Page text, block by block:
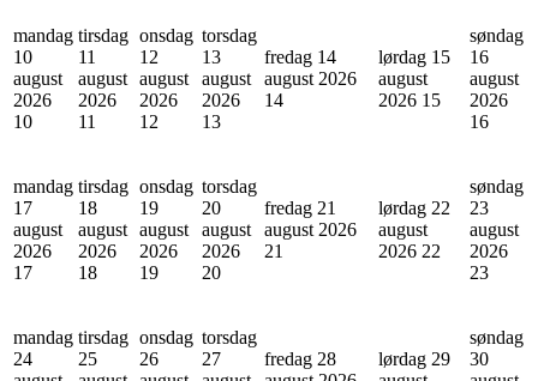
mandag
10
august
2026
10
tirsdag
11
august
2026
11
onsdag
12
august
2026
12
torsdag
13
august
2026
13
fredag 14
august 2026
14
lørdag 15
august
2026 15
søndag
16
august
2026
16
mandag
17
august
2026
17
tirsdag
18
august
2026
18
onsdag
19
august
2026
19
torsdag
20
august
2026
20
fredag 21
august 2026
21
lørdag 22
august
2026 22
søndag
23
august
2026
23
mandag
24
tirsdag
25
onsdag
26
torsdag
27
fredag 28
lørdag 29
søndag
30